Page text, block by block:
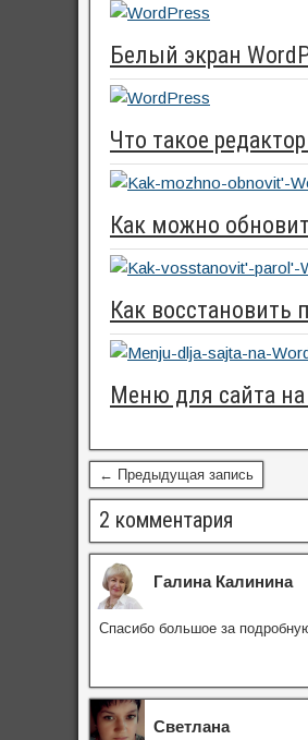
Белый экран
Что такое
Как можно
Как восстановить
Меню для сайта на
← Предыдущая запись
2 комментария
Галина Калинина
Спасибо большое за
Светлана